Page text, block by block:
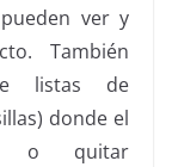
ver y
También
listas de
donde el
o quitar